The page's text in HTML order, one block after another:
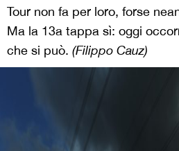
Tour non fa per loro, forse
Ma la 13a tappa sì: oggi
che si può. (Filippo Cauz)